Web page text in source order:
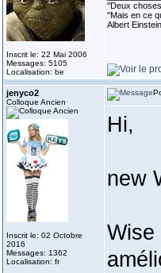
Inscrit le: 22 Mai 2006
Messages: 5105
Localisation: be
''Deux
"Mais en ce
Albert
jenyco2
Colloque Ancien
Inscrit le: 02 Octobre
2016
Messages: 1362
Localisation: fr
Hi,
new
Wise